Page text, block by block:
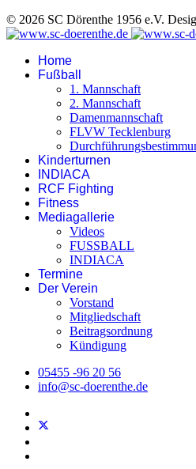
© 2026 SC Dörenthe 1956 e.V.
Home
Fußball
1. Mannschaft
2. Mannschaft
Damenmannschaft
FLVW Tecklenburg
Kinderturnen
INDIACA
RCF Fighting
Fitness
Mediagallerie
Videos
FUSSBALL
INDIACA
Termine
Der Verein
Vorstand
Mitgliedschaft
Beitragsordnung
Kündigung
05455 -96 20 56
info@sc-doerenthe.de